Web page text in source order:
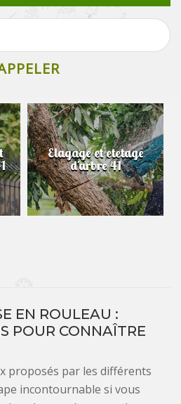
Elagage et etetage
d'arbre 41
EN ROULEAU :
POUR CONNAÎTRE
proposés par les différents
incontournable si vous